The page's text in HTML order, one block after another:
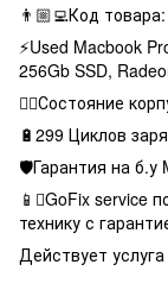
👨🏼‍💻Код
⚡️Used Macbook
256Gb SSD,
👌🏻Состояние
🔋299 Циклов
🛡Гарантия на б.у
📱GoFix service
технику с
Действует